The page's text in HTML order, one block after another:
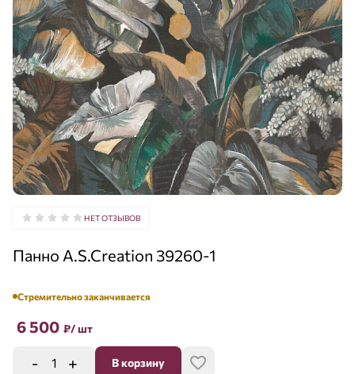
НЕТ ОТЗЫВОВ
Панно A.S.Creation 39260-1
Стремительно заканчивается
6 500 ₽/ шт
- + В корзину